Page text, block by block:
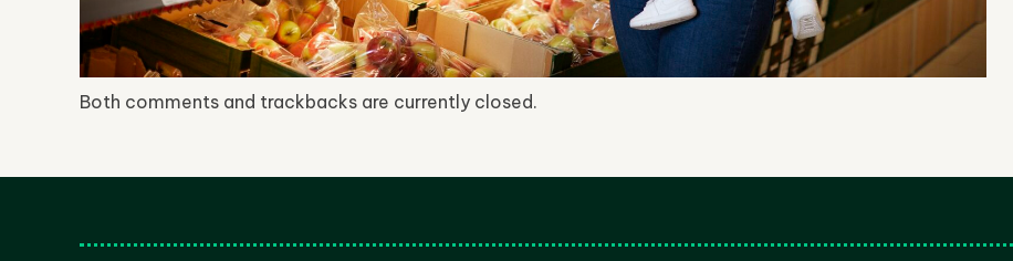
Both comments and trackbacks are currently closed.